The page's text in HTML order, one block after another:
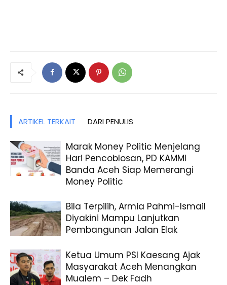
ARTIKEL TERKAIT DARI PENULIS
Marak Money Politic Menjelang
Hari Pencoblosan, PD KAMMI
Banda Aceh Siap Memerangi
Money Politic
Bila Terpilih, Armia Pahmi-Ismail
Diyakini Mampu Lanjutkan
Pembangunan Jalan Elak
Ketua Umum PSI Kaesang Ajak
Masyarakat Aceh Menangkan
Mualem – Dek Fadh